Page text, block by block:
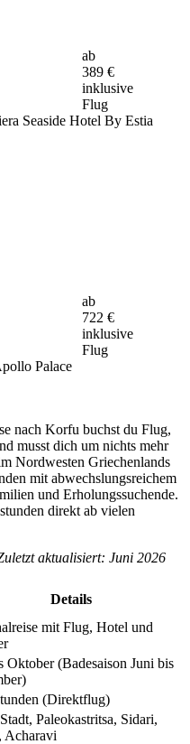
ab
389 €
inklusive
Flug
Seaside Hotel By Estia
ab
722 €
inklusive
Flug
Palace
nach Korfu buchst du Flug,
musst dich um nichts mehr
Nordwesten Griechenlands
mit abwechslungsreichem
und Erholungssuchende.
direkt ab vielen
aktualisiert: Juni 2026
Details
mit Flug, Hotel und
Oktober (Badesaison Juni bis
(Direktflug)
Paleokastritsa, Sidari,
Acharavi